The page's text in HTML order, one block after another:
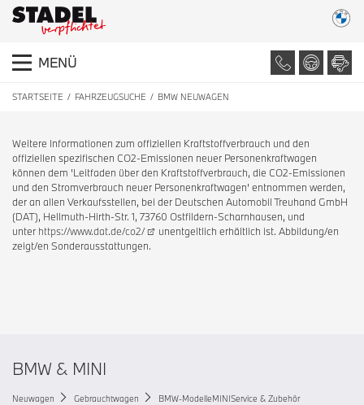
MENÜ
STARTSEITE FAHRZEUGSUCHE BMW NEUWAGEN
Weitere Informationen zum offiziellen Kraftstoffverbrauch und den
offiziellen spezifischen CO2-Emissionen neuer Personenkraftwagen
können dem 'Leitfaden über den Kraftstoffverbrauch, die CO2-Emissionen
und den Stromverbrauch neuer Personenkraftwagen' entnommen werden,
der an allen Verkaufsstellen, bei der Deutschen Automobil Treuhand GmbH
(DAT), Hellmuth-Hirth-Str. 1, 73760 Ostfildern-Scharnhausen, und
unter https://www.dat.de/co2/
unentgeltlich erhältlich ist. Abbildung/en
zeigt/en Sonderausstattungen.
BMW & MINI
Neuwagen Gebrauchtwagen BMW-ModelleMINIService & Zubehör